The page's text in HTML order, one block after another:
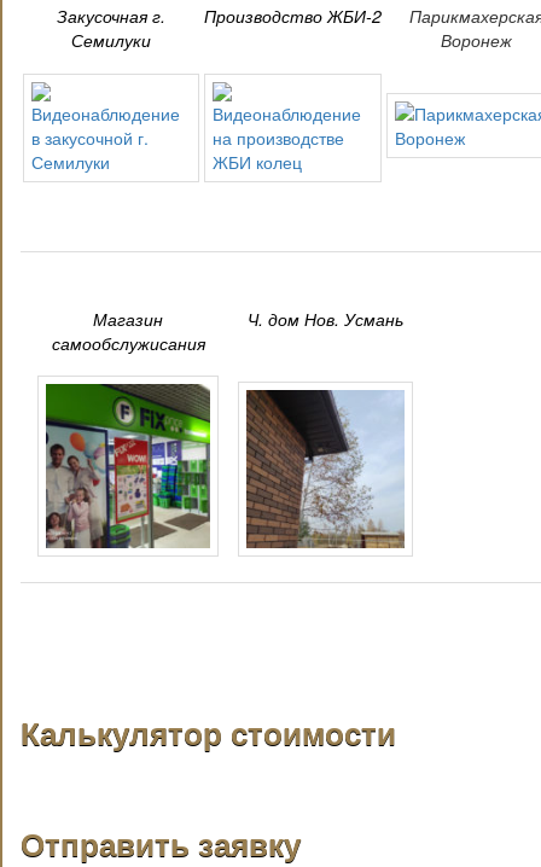
Закусочная г.
Семилуки
Производство ЖБИ-2
Воронеж
Магазин
самообслужисания
Ч. дом Нов. Усмань
Калькулятор стоимости
Отправить заявку